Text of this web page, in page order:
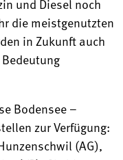
die meistgenutzten
in Zukunft auch
Bodensee –
zur Verfügung:
(AG),